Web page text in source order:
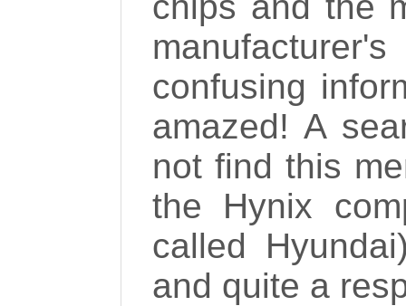
confusing
amazed! A
not find this
the Hynix
called
and quite a